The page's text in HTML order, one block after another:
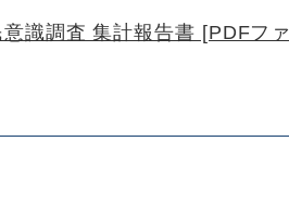
識調査 集計報告書 [PDFファ